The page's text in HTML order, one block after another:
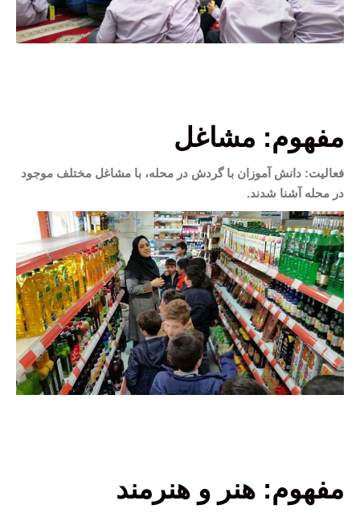
مفهوم: مشاغل
فعالیت: دانش آموزان با گردش در محله، با مشاغل مختلف موجود
در محله آشنا شدند.
مفهوم: هنر و هنرمند